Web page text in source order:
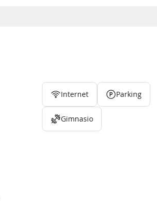
Internet Parking
Gimnasio